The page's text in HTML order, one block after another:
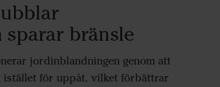
bränsle
jordinblandningen genom att
för uppåt, vilket förbättrar